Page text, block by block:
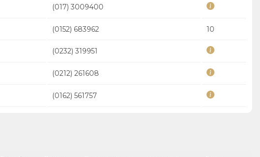
(017) 3009400
(0152) 683962 10
(0232) 319951
(0212) 261608
(0162) 561757